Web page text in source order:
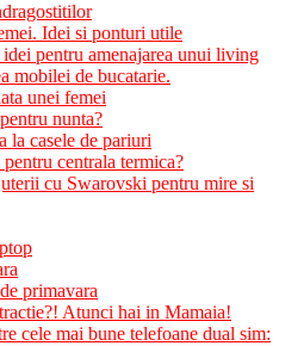
Idei si ponturi utile
pentru amenajarea unui living
mobilei de bucatarie.
unei femei
nunta?
la casele de pariuri
centrala termica?
cu Swarovski pentru mire si
primavara
Atunci hai in Mamaia!
cele mai bune telefoane dual sim: